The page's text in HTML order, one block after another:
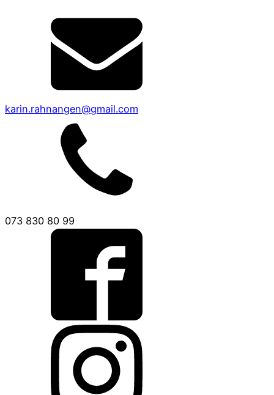
karin.rahnangen@gmail.com
073 830 80 99